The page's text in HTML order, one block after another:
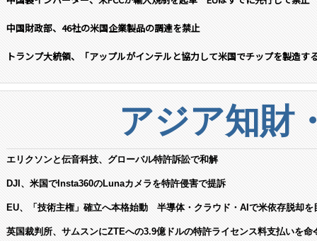
中国財政部、46社の米国企業製品の調達を禁止
トランプ大統領、「アップルがインテルと協力して米国でチップを製造す
アジア知財
エリクソンと伝音科技、グローバル特許訴訟で和解
DJI、米国でInsta360のLunaカメラを特許侵害で提訴
EU、「技術主権」確立へ本格始動 半導体・クラウド・AIで米依存脱却を
英国裁判所、サムスンにZTEへの3.9億ドルの特許ライセンス料支払いを命